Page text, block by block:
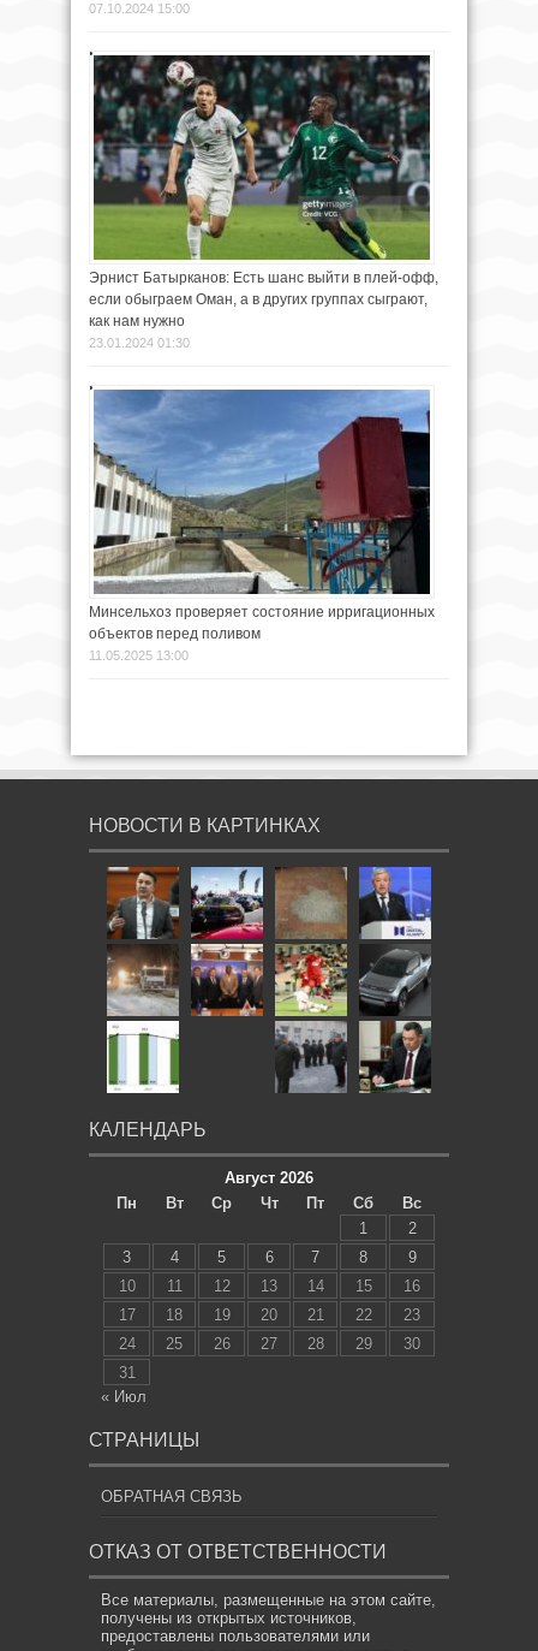
07.10.2024 15:00
Эрнист Батырканов: Есть шанс выйти в плей-офф,
если обыграем Оман, а в других группах сыграют,
как нам нужно
23.01.2024 01:30
Минсельхоз проверяет состояние ирригационных
объектов перед поливом
11.05.2025 13:00
НОВОСТИ В КАРТИНКАХ
КАЛЕНДАРЬ
Август 2026
Пн
Вт Ср Чт Пт Сб
Вс
1
2
3
4 5 6 7 8
9
10
11 12 13 14 15
16
17
18 19 20 21 22
23
24
25 26 27 28 29
30
31
« Июл
СТРАНИЦЫ
ОБРАТНАЯ СВЯЗЬ
ОТКАЗ ОТ ОТВЕТСТВЕННОСТИ
Все материалы, размещенные на этом сайте,
получены из открытых источников,
предоставлены пользователями или